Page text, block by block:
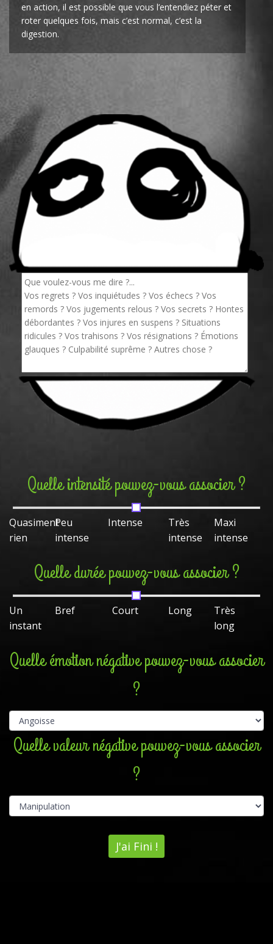
en action, il est possible que vous l’entendiez péter et
roter quelques fois, mais c’est normal, c’est la
digestion.
Quelle intensité pouvez-vous associer ?
Quasiment
rien
Peu
intense
Intense
Très
intense
Maxi
intense
Quelle durée pouvez-vous associer ?
Un
instant
Bref Court Long
Très
long
Quelle émotion négative pouvez-vous associer
?
Quelle valeur négative pouvez-vous associer
?